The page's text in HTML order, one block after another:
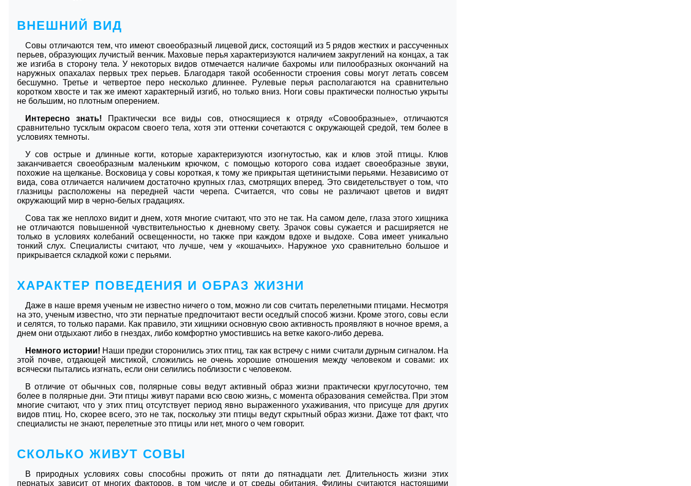
ВНЕШНИЙ ВИД
Совы отличаются тем, что имеют своеобразный лицевой диск, состоящий из 5 рядов жестких и рассученных
перьев, образующих лучистый венчик. Маховые перья характеризуются наличием закруглений на концах, а так
же изгиба в сторону тела. У некоторых видов отмечается наличие бахромы или пилообразных окончаний на
наружных опахалах первых трех перьев. Благодаря такой особенности строения совы могут летать совсем
бесшумно. Третье и четвертое перо несколько длиннее. Рулевые перья располагаются на сравнительно
коротком хвосте и так же имеют характерный изгиб, но только вниз. Ноги совы практически полностью укрыты
не большим, но плотным оперением.
Интересно знать! Практически все виды сов, относящиеся к отряду «Совообразные», отличаются
сравнительно тусклым окрасом своего тела, хотя эти оттенки сочетаются с окружающей средой, тем более в
условиях темноты.
У сов острые и длинные когти, которые характеризуются изогнутостью, как и клюв этой птицы. Клюв
заканчивается своеобразным маленьким крючком, с помощью которого сова издает своеобразные звуки,
похожие на щелканье. Восковица у совы короткая, к тому же прикрытая щетинистыми перьями. Независимо от
вида, сова отличается наличием достаточно крупных глаз, смотрящих вперед. Это свидетельствует о том, что
глазницы расположены на передней части черепа. Считается, что совы не различают цветов и видят
окружающий мир в черно-белых градациях.
Сова так же неплохо видит и днем, хотя многие считают, что это не так. На самом деле, глаза этого хищника
не отличаются повышенной чувствительностью к дневному свету. Зрачок совы сужается и расширяется не
только в условиях колебаний освещенности, но также при каждом вдохе и выдохе. Сова имеет уникально
тонкий слух. Специалисты считают, что лучше, чем у «кошачьих». Наружное ухо сравнительно большое и
прикрывается складкой кожи с перьями.
ХАРАКТЕР ПОВЕДЕНИЯ И ОБРАЗ ЖИЗНИ
Даже в наше время ученым не известно ничего о том, можно ли сов считать перелетными птицами. Несмотря
на это, ученым известно, что эти пернатые предпочитают вести оседлый способ жизни. Кроме этого, совы если
и селятся, то только парами. Как правило, эти хищники основную свою активность проявляют в ночное время, а
днем они отдыхают либо в гнездах, либо комфортно умостившись на ветке какого-либо дерева.
Немного истории! Наши предки сторонились этих птиц, так как встречу с ними считали дурным сигналом. На
этой почве, отдающей мистикой, сложились не очень хорошие отношения между человеком и совами: их
всячески пытались изгнать, если они селились поблизости с человеком.
В отличие от обычных сов, полярные совы ведут активный образ жизни практически круглосуточно, тем
более в полярные дни. Эти птицы живут парами всю свою жизнь, с момента образования семейства. При этом
многие считают, что у этих птиц отсутствует период явно выраженного ухаживания, что присуще для других
видов птиц. Но, скорее всего, это не так, поскольку эти птицы ведут скрытный образ жизни. Даже тот факт, что
специалисты не знают, перелетные это птицы или нет, много о чем говорит.
СКОЛЬКО ЖИВУТ СОВЫ
В природных условиях совы способны прожить от пяти до пятнадцати лет. Длительность жизни этих
пернатых зависит от многих факторов, в том числе и от среды обитания. Филины считаются настоящими